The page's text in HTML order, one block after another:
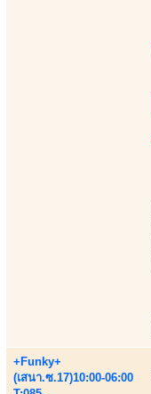
+Funky+
(เสนา.ซ.17)10:00-06:00